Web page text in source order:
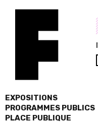
EXPOSITIONS
PROGRAMMES PUBLICS
PLACE PUBLIQUE